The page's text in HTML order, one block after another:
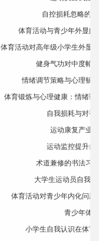
自控损耗忽略的
体育活动与青少年外显问
体育活动对高年级小学生外显
健身气功对中度帕
情绪调节策略与心理韧
体育锻炼与心理健康：情绪
自我损耗与对手
运动康复产业
运动监控提升自
术道兼修的书法习
大学生运动员自我
体育活动对青少年内化问
青少年体
小学生自我认识在体育